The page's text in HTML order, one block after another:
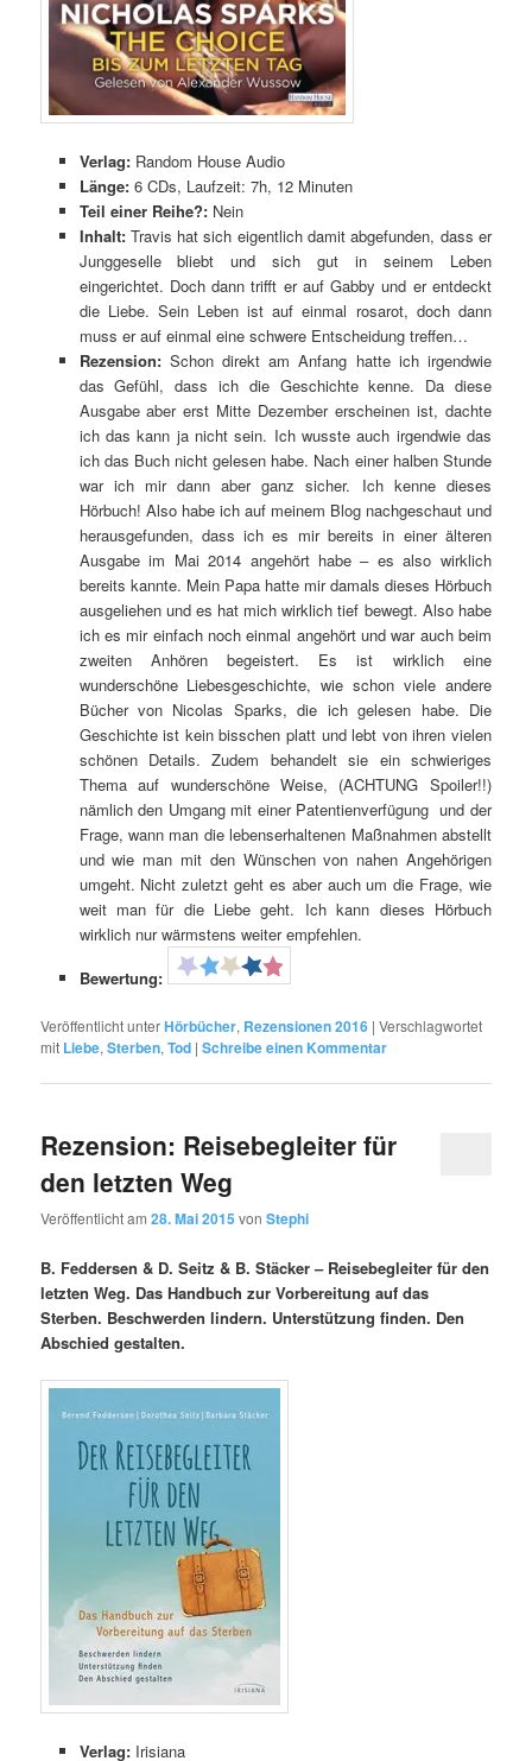
Verlag: Random House Audio
Länge: 6 CDs, Laufzeit: 7h, 12 Minuten
Teil einer Reihe?: Nein
Inhalt: Travis hat sich eigentlich damit abgefunden, dass er
Junggeselle bliebt und sich gut in seinem Leben
eingerichtet. Doch dann trifft er auf Gabby und er entdeckt
die Liebe. Sein Leben ist auf einmal rosarot, doch dann
muss er auf einmal eine schwere Entscheidung treffen…
Rezension:Schon direkt am Anfang hatte ich irgendwie
das Gefühl, dass ich die Geschichte kenne. Da diese
Ausgabe aber erst Mitte Dezember erscheinen ist, dachte
ich das kann ja nicht sein. Ich wusste auch irgendwie das
ich das Buch nicht gelesen habe. Nach einer halben Stunde
war ich mir dann aber ganz sicher. Ich kenne dieses
Hörbuch! Also habe ich auf meinem Blog nachgeschaut und
herausgefunden, dass ich es mir bereits in einer älteren
Ausgabe im Mai 2014 angehört habe – es also wirklich
bereits kannte. Mein Papa hatte mir damals dieses Hörbuch
ausgeliehen und es hat mich wirklich tief bewegt. Also habe
ich es mir einfach noch einmal angehört und war auch beim
zweiten Anhören begeistert. Es ist wirklich eine
wunderschöne Liebesgeschichte, wie schon viele andere
Bücher von Nicolas Sparks, die ich gelesen habe. Die
Geschichte ist kein bisschen platt und lebt von ihren vielen
schönen Details. Zudem behandelt sie ein schwieriges
Thema auf wunderschöne Weise, (ACHTUNG Spoiler!!)
nämlich den Umgang mit einer Patentienverfügung und der
Frage, wann man die lebenserhaltenen Maßnahmen abstellt
und wie man mit den Wünschen von nahen Angehörigen
umgeht. Nicht zuletzt geht es aber auch um die Frage, wie
weit man für die Liebe geht. Ich kann dieses Hörbuch
wirklich nur wärmstens weiter empfehlen.
Bewertung:
Veröffentlicht unterHörbücher, Rezensionen 2016 |Verschlagwortet
mit Liebe,Sterben,Tod |Schreibe einen Kommentar
Rezension: Reisebegleiter für
den letzten Weg
Veröffentlicht am28. Mai 2015 vonStephi
B. Feddersen & D. Seitz & B. Stäcker – Reisebegleiter für den
letzten Weg. Das Handbuch zur Vorbereitung auf das
Sterben. Beschwerden lindern. Unterstützung finden. Den
Abschied gestalten.
Verlag: Irisiana